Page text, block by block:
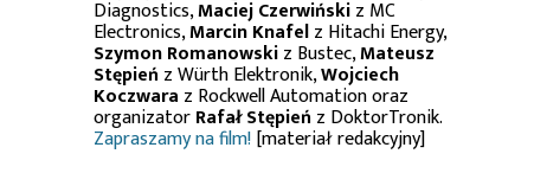
Diagnostics,Maciej Czerwińskiz MC
Electronics,Marcin Knafelz Hitachi Energy,
Szymon Romanowskiz Bustec,Mateusz
Stępień z Würth Elektronik,Wojciech
Koczwara z Rockwell Automation oraz
organizatorRafał Stępień z DoktorTronik.
Zapraszamy na film![materiał redakcyjny]